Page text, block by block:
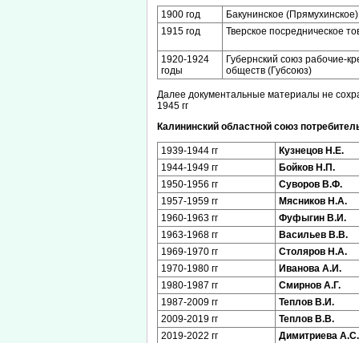
1900 год
Бакунинское
1915 год
Тверское посредническое
1920-1924
годы
Губернский союз рабочие-
обществ (Губсоюз)
Далее документальные материалы не
1945 гг
Калининский областной союз
1939-1944 гг
Кузнецов Н.Е.
1944-1949 гг
Бойков Н.П.
1950-1956 гг
Суворов В.Ф.
1957-1959 гг
Мясников Н.А.
1960-1963 гг
Фуфыгин В.И.
1963-1968 гг
Васильев В.В.
1969-1970 гг
Столяров Н.А.
1970-1980 гг
Иванова А.И.
1980-1987 гг
Смирнов А.Г.
1987-2009 гг
Теплов В.И.
2009-2019 гг
Теплов В.В.
2019-2022 гг
Димитриева А.С.